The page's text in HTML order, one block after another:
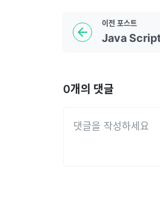
이전 포스트
Java
0개의 댓글